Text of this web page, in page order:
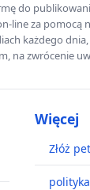
do
line za pomocą
każdego
na zwrócenie
Więcej
Złóż